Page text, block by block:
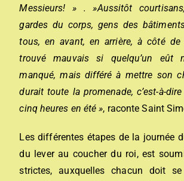
Messieurs! » . »Aussitôt
gardes du corps, gens des
tous, en avant, en arrière, à côté
trouvé mauvais si quelqu’un eût
manqué, mais différé à mettre son
durait toute la promenade, c’est-à-
cinq heures en été », raconte Saint
Les différentes étapes de la journée
du lever au coucher du roi, est
strictes, auxquelles chacun doit